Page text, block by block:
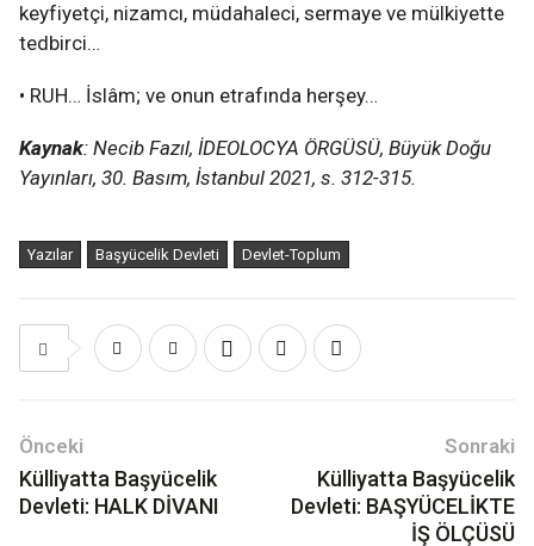
keyfiyetçi, nizamcı, müdahaleci, sermaye ve mülkiyette
tedbirci…
• RUH… İslâm; ve onun etrafında herşey…
Kaynak: Necib Fazıl, İDEOLOCYA ÖRGÜSÜ, Büyük Doğu
Yayınları, 30. Basım, İstanbul 2021, s. 312-315.
Yazılar Başyücelik Devleti Devlet-Toplum
Önceki
Külliyatta Başyücelik
Devleti: HALK DİVANI
Sonraki
Külliyatta Başyücelik
Devleti: BAŞYÜCELİKTE
İŞ ÖLÇÜSÜ